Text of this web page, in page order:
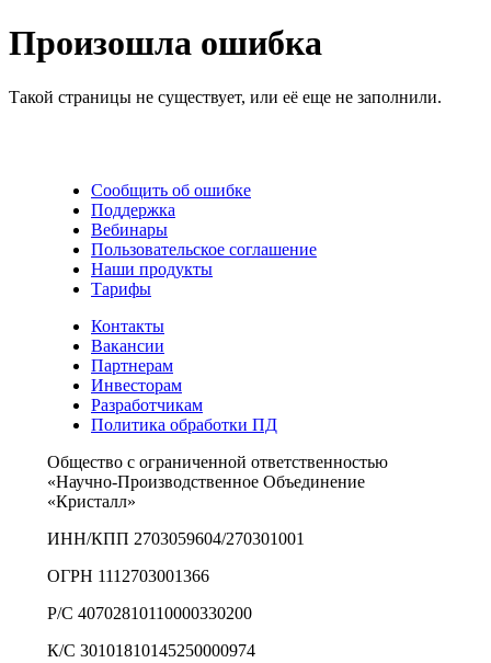
Произошла ошибка
Такой страницы не существует, или её еще не заполнили.
Сообщить об ошибке
Поддержка
Вебинары
Пользовательское соглашение
Наши продукты
Тарифы
Контакты
Вакансии
Партнерам
Инвесторам
Разработчикам
Политика обработки ПД
Общество с ограниченной ответственностью
«Научно-Производственное Объединение
«Кристалл»
ИНН/КПП 2703059604/270301001
ОГРН 1112703001366
Р/С 40702810110000330200
К/С 30101810145250000974